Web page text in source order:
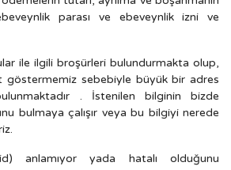
parası ve ebeveynlik izni ve
ile ilgili broşürleri bulundurmakta olup,
göstermemiz sebebiyle büyük bir adres
. İstenilen bilginin bizde
bulmaya çalışır veya bu bilgiyi nerede
anlamıyor yada hatalı olduğunu